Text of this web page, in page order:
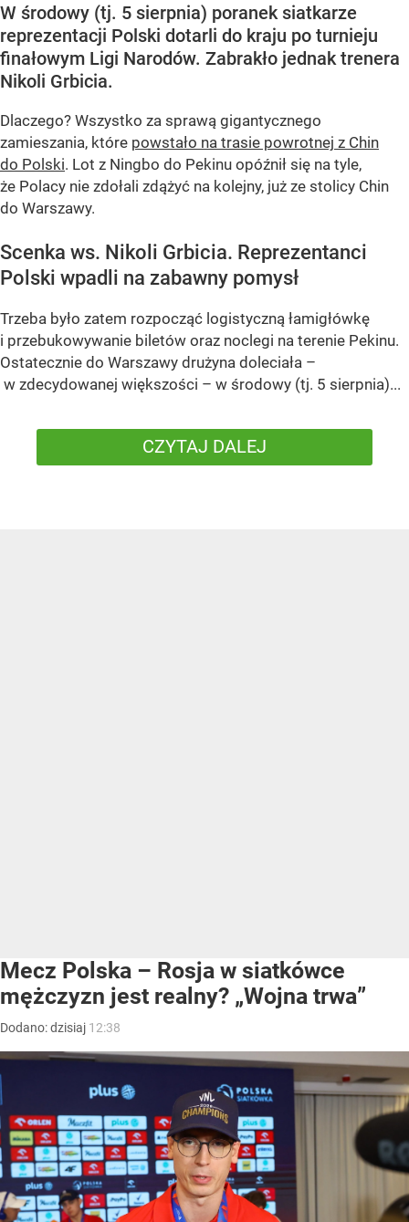
W środowy (tj. 5 sierpnia) poranek siatkarze
reprezentacji Polski dotarli do kraju po turnieju
finałowym Ligi Narodów. Zabrakło jednak trenera
Nikoli Grbicia.
Dlaczego? Wszystko za sprawą gigantycznego
zamieszania, które powstało na trasie powrotnej z Chin
do Polski. Lot z Ningbo do Pekinu opóźnił się na tyle,
że Polacy nie zdołali zdążyć na kolejny, już ze stolicy Chin
do Warszawy.
Scenka ws. Nikoli Grbicia. Reprezentanci
Polski wpadli na zabawny pomysł
Trzeba było zatem rozpocząć logistyczną łamigłówkę
i przebukowywanie biletów oraz noclegi na terenie Pekinu.
Ostatecznie do Warszawy drużyna doleciała –
w zdecydowanej większości – w środowy (tj. 5 sierpnia)...
CZYTAJ DALEJ
Mecz Polska – Rosja w siatkówce
mężczyzn jest realny? „Wojna trwa”
Dodano:dzisiaj 12:38